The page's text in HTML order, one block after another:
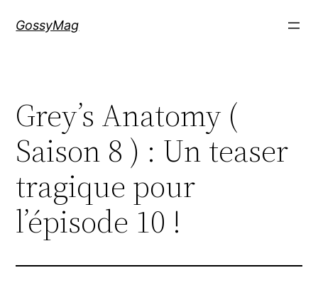
GossyMag
Grey’s Anatomy (
Saison 8 ) : Un teaser
tragique pour
l’épisode 10 !